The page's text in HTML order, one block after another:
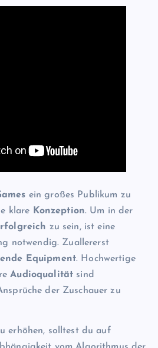
ein großes Publikum zu
klare
Konzeption. Um in der
zu sein, ist eine
notwendig. Zuallererst
Equipment. Hochwertige
Audioqualität sind
der Zuschauer zu
erhöhen, solltest du auf